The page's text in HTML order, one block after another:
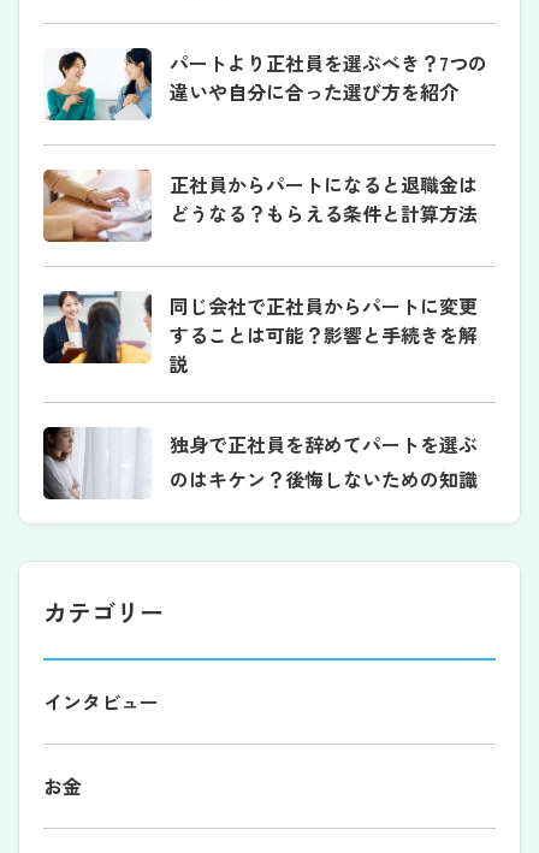
パートより正社員を選ぶべき？7つの
違いや自分に合った選び方を紹介
正社員からパートになると退職金は
どうなる？もらえる条件と計算方法
同じ会社で正社員からパートに変更
することは可能？影響と手続きを解
説
独身で正社員を辞めてパートを選ぶ
のはキケン？後悔しないための知識
カテゴリー
インタビュー
お金